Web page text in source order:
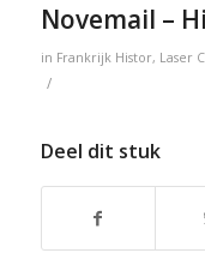
Novemail –
in Frankrijk Histor, Laser
/
Deel dit stuk